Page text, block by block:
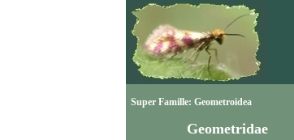
Super Famille: Geometroidea
Geometridae